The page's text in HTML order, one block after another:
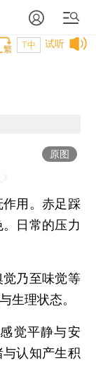
试听
T中
原图
用。赤足踩
日常的压力
乃至味觉等
生理状态。
觉平静与安
认知产生积